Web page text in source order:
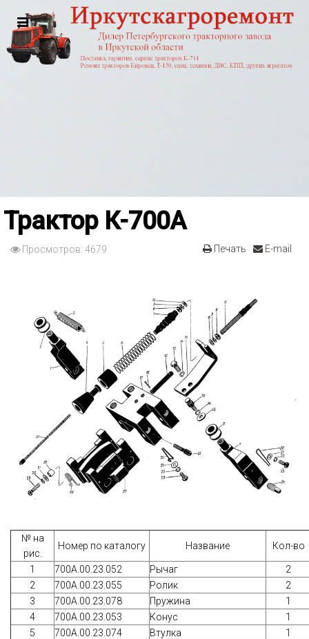
Трактор К-700А
Печать E-mail
Просмотров: 4679
№ на
рис.
Номер по каталогу Название Кол-во
1 700А.00.23.052 Рычаг
2
2
700А.00.23.055 Ролик
2
3
700А.00.23.078 Пружина
1
4
700А.00.23.053 Конус
1
5
700А.00.23.074 Втулка
1